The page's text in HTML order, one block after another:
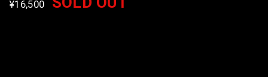
¥16,500